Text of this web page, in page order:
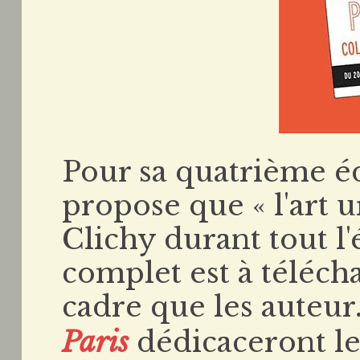
Pour sa quatrième
propose que « l'art
Clichy durant tout
complet est à
cadre que les
Parisdédicaceront